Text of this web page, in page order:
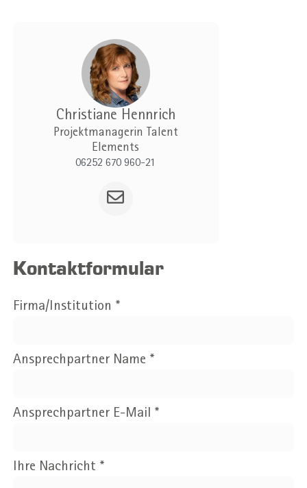
Christiane Hennrich
Projektmanagerin Talent
Elements
06252 670 960-21
Kontaktformular
Firma/Institution *
Ansprechpartner Name *
Ansprechpartner E-Mail *
Ihre Nachricht *